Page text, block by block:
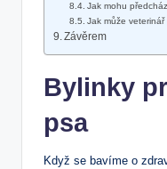
Jak mohu
Jak může
Závěrem
Bylinky
psa
Když se bavíme o